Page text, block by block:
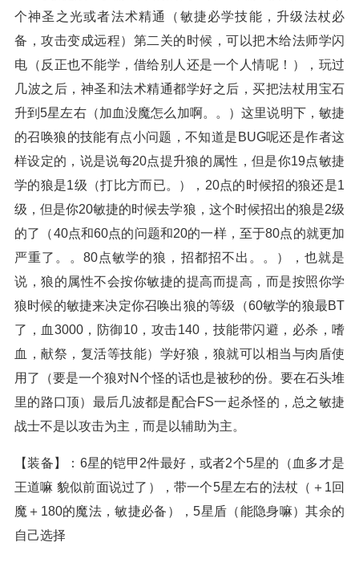
个神圣之光或者法术精通（敏捷必学技能，升级法杖必
备，攻击变成远程）第二关的时候，可以把木给法师学闪
电（反正也不能学，借给别人还是一个人情呢！），玩过
几波之后，神圣和法术精通都学好之后，买把法杖用宝石
升到5星左右（加血没魔怎么加啊。。）这里说明下，敏捷
的召唤狼的技能有点小问题，不知道是BUG呢还是作者这
样设定的，说是说每20点提升狼的属性，但是你19点敏捷
学的狼是1级（打比方而已。），20点的时候招的狼还是1
级，但是你20敏捷的时候去学狼，这个时候招出的狼是2级
的了（40点和60点的问题和20的一样，至于80点的就更加
严重了。。80点敏学的狼，招都招不出。。），也就是
说，狼的属性不会按你敏捷的提高而提高，而是按照你学
狼时候的敏捷来决定你召唤出狼的等级（60敏学的狼最BT
了，血3000，防御10，攻击140，技能带闪避，必杀，嗜
血，献祭，复活等技能）学好狼，狼就可以相当与肉盾使
用了（要是一个狼对N个怪的话也是被秒的份。要在石头堆
里的路口顶）最后几波都是配合FS一起杀怪的，总之敏捷
战士不是以攻击为主，而是以辅助为主。
【装备】：6星的铠甲2件最好，或者2个5星的（血多才是
王道嘛 貌似前面说过了），带一个5星左右的法杖（＋1回
魔＋180的魔法，敏捷必备），5星盾（能隐身嘛）其余的
自己选择